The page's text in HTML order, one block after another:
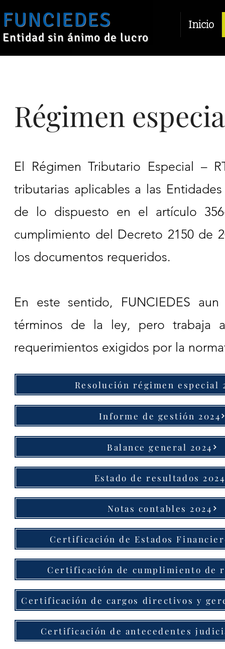
FUNCIEDES
Entidad sin ánimo de lucro
Inicio
Régimen
El Régimen Tributario Especial –
tributarias aplicables a las
de lo dispuesto en el artículo
cumplimiento del Decreto 2150 de
los documentos requeridos.
En este sentido, FUNCIEDES
términos de la ley, pero trabaja
requerimientos exigidos por la
Resolución régimen especial
Informe de gestión 2024
Balance general 2024
Estado de resultados 2024
Notas contables 2024
Certificación de Estados
Certificación de cumplimiento de
Certificación de cargos directivos y
Certificación de antecedentes